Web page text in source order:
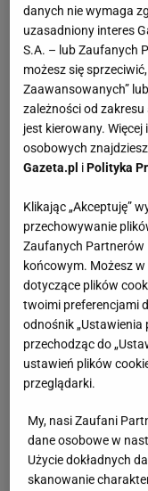
danych nie wymaga
uzasadniony interes
S.A. – lub Zaufanych
możesz się
Zaawansowanych”
zależności od
jest kierowany.
osobowych
Gazeta.pl iPolityka
Klikając „Akceptuję”
przechowywanie
Zaufanych Partnerów
końcowym. Możesz
dotyczące plików
twoimi preferencjami
odnośnik „Ustawienia
przechodząc do
ustawień plików
przeglądarki.
My, nasi Zaufani
dane osobowe w
Użycie dokładnych
skanowanie